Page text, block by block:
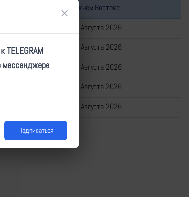
Война на Ближнем Востоке
Сводка за 07 Августа 2026
Сводка за 06 Августа 2026
Сводка за 05 Августа 2026
Сводка за 04 Августа 2026
Сводка за 03 Августа 2026
×
TELEGRAM
мессенджере
Подписаться